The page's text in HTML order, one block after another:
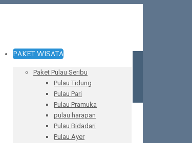
PAKET WISATA
Paket Pulau Seribu
Pulau Tidung
Pulau Pari
Pulau Pramuka
pulau harapan
Pulau Bidadari
Pulau Ayer